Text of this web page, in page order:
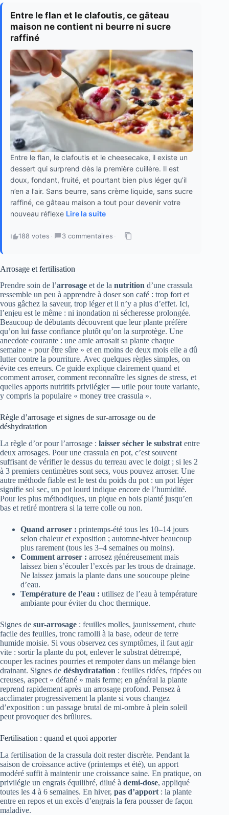
Entre le flan et le clafoutis, ce gâteau
maison ne contient ni beurre ni sucre
raffiné
Entre le flan, le clafoutis et le cheesecake, il existe un
dessert qui surprend dès la première cuillère. Il est
doux, fondant, fruité, et pourtant bien plus léger qu’il
n’en a l’air. Sans beurre, sans crème liquide, sans sucre
raffiné, ce gâteau maison a tout pour devenir votre
nouveau réflexe Lire la suite
188 votes · 3 commentaires ·
Arrosage et fertilisation
Prendre soin de l’arrosage et de la nutrition d’une crassula
ressemble un peu à apprendre à doser son café : trop fort et
vous gâchez la saveur, trop léger et il n’y a plus d’effet. Ici,
l’enjeu est le même : ni inondation ni sécheresse prolongée.
Beaucoup de débutants découvrent que leur plante préfère
qu’on lui fasse confiance plutôt qu’on la surprotège. Une
anecdote courante : une amie arrosait sa plante chaque
semaine « pour être sûre » et en moins de deux mois elle a dû
lutter contre la pourriture. Avec quelques règles simples, on
évite ces erreurs. Ce guide explique clairement quand et
comment arroser, comment reconnaître les signes de stress, et
quelles apports nutritifs privilégier — utile pour toute variante,
y compris la populaire « money tree crassula ».
Règle d’arrosage et signes de sur-arrosage ou de
déshydratation
La règle d’or pour l’arrosage : laisser sécher le substrat entre
deux arrosages. Pour une crassula en pot, c’est souvent
suffisant de vérifier le dessus du terreau avec le doigt ; si les 2
à 3 premiers centimètres sont secs, vous pouvez arroser. Une
autre méthode fiable est le test du poids du pot : un pot léger
signifie sol sec, un pot lourd indique encore de l’humidité.
Pour les plus méthodiques, un pique en bois planté jusqu’en
bas et retiré montrera si la terre colle ou non.
Quand arroser : printemps-été tous les 10–14 jours
selon chaleur et exposition ; automne-hiver beaucoup
plus rarement (tous les 3–4 semaines ou moins).
Comment arroser : arrosez généreusement mais
laissez bien s’écouler l’excès par les trous de drainage.
Ne laissez jamais la plante dans une soucoupe pleine
d’eau.
Température de l’eau : utilisez de l’eau à température
ambiante pour éviter du choc thermique.
Signes de sur-arrosage : feuilles molles, jaunissement, chute
facile des feuilles, tronc ramolli à la base, odeur de terre
humide moisie. Si vous observez ces symptômes, il faut agir
vite : sortir la plante du pot, enlever le substrat détrempé,
couper les racines pourries et rempoter dans un mélange bien
drainant. Signes de déshydratation : feuilles ridées, fripées ou
creuses, aspect « défané » mais ferme; en général la plante
reprend rapidement après un arrosage profond. Pensez à
acclimater progressivement la plante si vous changez
d’exposition : un passage brutal de mi-ombre à plein soleil
peut provoquer des brûlures.
Fertilisation : quand et quoi apporter
La fertilisation de la crassula doit rester discrète. Pendant la
saison de croissance active (printemps et été), un apport
modéré suffit à maintenir une croissance saine. En pratique, on
privilégie un engrais équilibré, dilué à demi-dose, appliqué
toutes les 4 à 6 semaines. En hiver, pas d’apport : la plante
entre en repos et un excès d’engrais la fera pousser de façon
maladive.